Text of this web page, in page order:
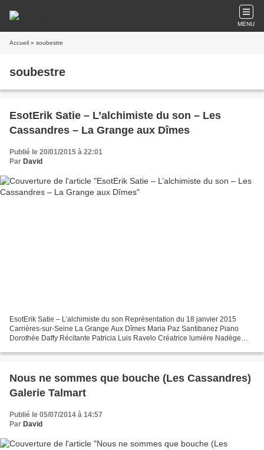
MENU
Accueil » soubestre
soubestre
EsotErik Satie – L’alchimiste du son – Les
Cassandres – La Grange aux Dîmes
Publié le 20/01/2015 à 22:01
Par David
EsotErik Satie – L’alchimiste du son Représentation du 18 janvier 2015
Carrières-sur-Seine La Grange Aux Dîmes Maria Paz Santibanez Piano
Dorothée Daffy Récitante Patricia Luis Ravelo Créatrice lumière Nadège
Nous ne sommes que bouche (Les Cassandres)
Galerie Talmart
Publié le 05/07/2014 à 14:57
Par David